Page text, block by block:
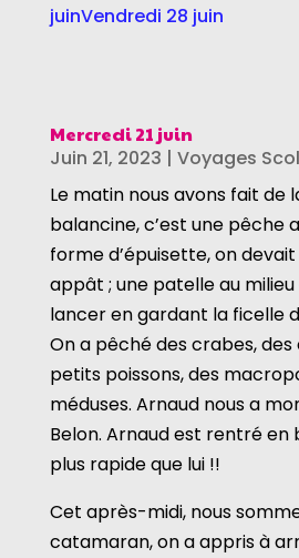
juinVendredi 28 juin
Mercredi 21 juin
Juin 21, 2023 | Voyages
Le matin nous avons fait de
balancine, c’est une pêche
forme d’épuisette, on
appât ; une patelle au
lancer en gardant la ficelle
On a pêché des crabes,
petits poissons, des
méduses. Arnaud nous a
Belon. Arnaud est rentré en
plus rapide que lui !!
Cet après-midi, nous
catamaran, on a appris à